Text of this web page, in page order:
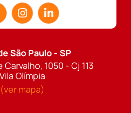
São Paulo - SP
Carvalho, 1050 - Cj 113
Vila Olímpia
(ver mapa)